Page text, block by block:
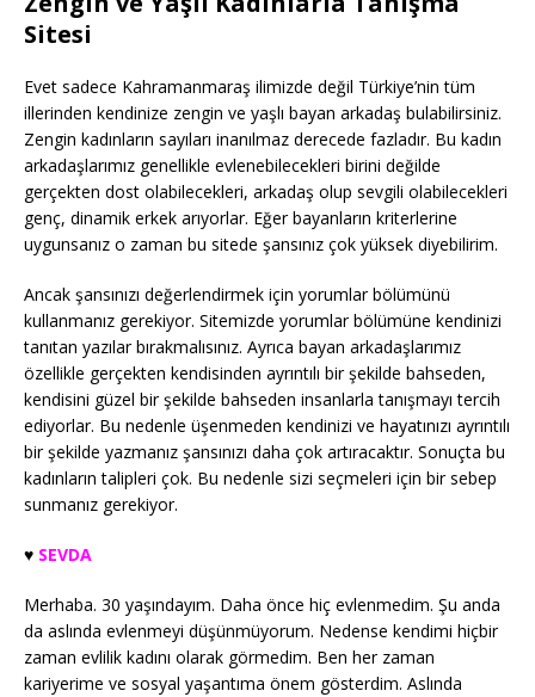
Sitesi
Evet sadece Kahramanmaraş ilimizde değil Türkiye’nin tüm
illerinden kendinize zengin ve yaşlı bayan arkadaş bulabilirsiniz.
Zengin kadınların sayıları inanılmaz derecede fazladır. Bu kadın
arkadaşlarımız genellikle evlenebilecekleri birini değilde
gerçekten dost olabilecekleri, arkadaş olup sevgili olabilecekleri
genç, dinamik erkek arıyorlar. Eğer bayanların kriterlerine
uygunsanız o zaman bu sitede şansınız çok yüksek diyebilirim.
Ancak şansınızı değerlendirmek için yorumlar bölümünü
kullanmanız gerekiyor. Sitemizde yorumlar bölümüne kendinizi
tanıtan yazılar bırakmalısınız. Ayrıca bayan arkadaşlarımız
özellikle gerçekten kendisinden ayrıntılı bir şekilde bahseden,
kendisini güzel bir şekilde bahseden insanlarla tanışmayı tercih
ediyorlar. Bu nedenle üşenmeden kendinizi ve hayatınızı ayrıntılı
bir şekilde yazmanız şansınızı daha çok artıracaktır. Sonuçta bu
kadınların talipleri çok. Bu nedenle sizi seçmeleri için bir sebep
sunmanız gerekiyor.
♥️ SEVDA
Merhaba. 30 yaşındayım. Daha önce hiç evlenmedim. Şu anda
da aslında evlenmeyi düşünmüyorum. Nedense kendimi hiçbir
zaman evlilik kadını olarak görmedim. Ben her zaman
kariyerime ve sosyal yaşantıma önem gösterdim. Aslında